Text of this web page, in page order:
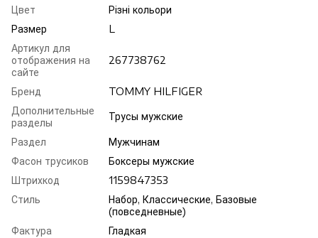
Цвет
Різні кольори
Размер
L
Артикул для
отображения на
сайте
267738762
Бренд
TOMMY HILFIGER
Дополнительные
разделы
Трусы мужские
Раздел
Мужчинам
Фасон трусиков
Боксеры мужские
Штрихкод
1159847353
Стиль
Набор, Классические, Базовые
(повседневные)
Фактура
Гладкая